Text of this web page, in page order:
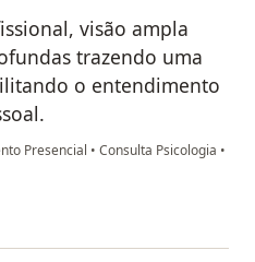
visão ampla
trazendo uma
o entendimento
Presencial • Consulta Psicologia •